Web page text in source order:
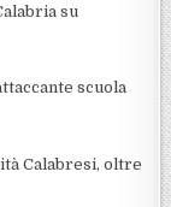
su
scuola
Calabresi, oltre